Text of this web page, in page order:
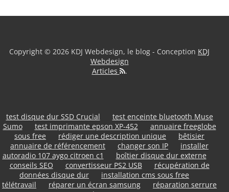
Copyright © 2026 KDJ Webdesign, le blog - Conception KDJ
Webdesign
Articles
.
test disque dur SSD Crucial
test enceinte bluetooth Muse
Sumo
test imprimante epson XP-452
annuaire freeglobe
sous free
rédiger une description unique
bêtisier
annuaire de référencement
changer son IP
installer
autoradio 107 aygo citroen c1
boîtier disque dur externe
conseils SEO
convertisseur PS2 USB
récupération de
données disque dur
installation cms sous free
télétravail
réparer un écran samsung
réparation serrure